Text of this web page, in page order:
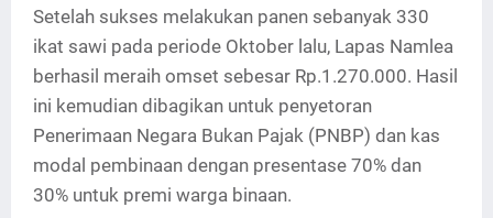
Setelah sukses melakukan panen sebanyak 330
ikat sawi pada periode Oktober lalu, Lapas Namlea
berhasil meraih omset sebesar Rp.1.270.000. Hasil
ini kemudian dibagikan untuk penyetoran
Penerimaan Negara Bukan Pajak (PNBP) dan kas
modal pembinaan dengan presentase 70% dan
30% untuk premi warga binaan.